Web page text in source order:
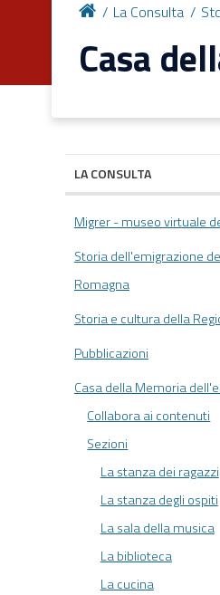
La Consulta
Casa
LA CONSULTA
Migrer - museo virtuale
Storia dell'emigrazione
Romagna
Storia e cultura della
Pubblicazioni
Casa della Memoria
Collabora ai contenuti
Sezioni
La stanza dei ragazzi
La stanza degli ospiti
La sala della musica
La biblioteca
La cucina